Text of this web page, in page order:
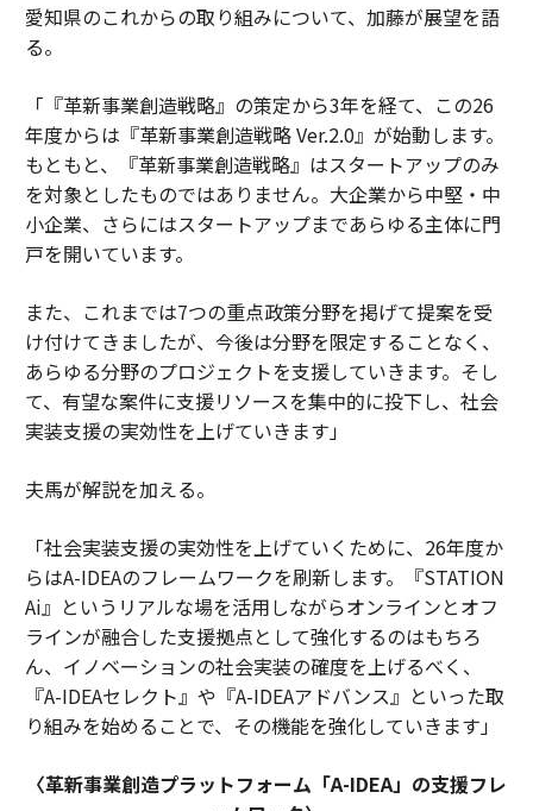
愛知県のこれからの取り組みについて、加藤が展望を語
る。
「『革新事業創造戦略』の策定から3年を経て、この26
年度からは『革新事業創造戦略 Ver.2.0』が始動します。
もともと、『革新事業創造戦略』はスタートアップのみ
を対象としたものではありません。大企業から中堅・中
小企業、さらにはスタートアップまであらゆる主体に門
戸を開いています。
また、これまでは7つの重点政策分野を掲げて提案を受
け付けてきましたが、今後は分野を限定することなく、
あらゆる分野のプロジェクトを支援していきます。そし
て、有望な案件に支援リソースを集中的に投下し、社会
実装支援の実効性を上げていきます」
夫馬が解説を加える。
「社会実装支援の実効性を上げていくために、26年度か
らはA-IDEAのフレームワークを刷新します。『STATION
Ai』というリアルな場を活用しながらオンラインとオフ
ラインが融合した支援拠点として強化するのはもちろ
ん、イノベーションの社会実装の確度を上げるべく、
『A-IDEAセレクト』や『A-IDEAアドバンス』といった取
り組みを始めることで、その機能を強化していきます」
〈革新事業創造プラットフォーム「A-IDEA」の支援フレ